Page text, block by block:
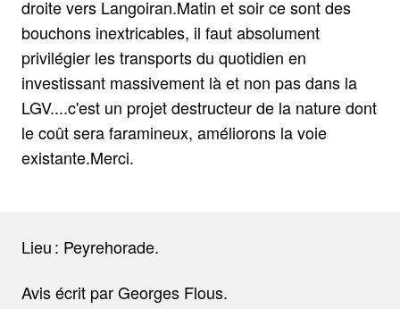
droite vers Langoiran.Matin et soir ce sont des
bouchons inextricables, il faut absolument
privilégier les transports du quotidien en
investissant massivement là et non pas dans la
LGV....c'est un projet destructeur de la nature dont
le coût sera faramineux, améliorons la voie
existante.Merci.
Lieu : Peyrehorade.
Avis écrit par Georges Flous.